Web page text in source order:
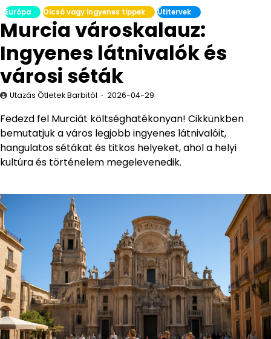
Európa Olcsó vagy ingyenes tippek Útitervek
Murcia városkalauz:
Ingyenes látnivalók és
városi séták
Utazás Ötletek Barbitól 2026-04-29
Fedezd fel Murciát költséghatékonyan! Cikkünkben
bemutatjuk a város legjobb ingyenes látnivalóit,
hangulatos sétákat és titkos helyeket, ahol a helyi
kultúra és történelem megelevenedik.